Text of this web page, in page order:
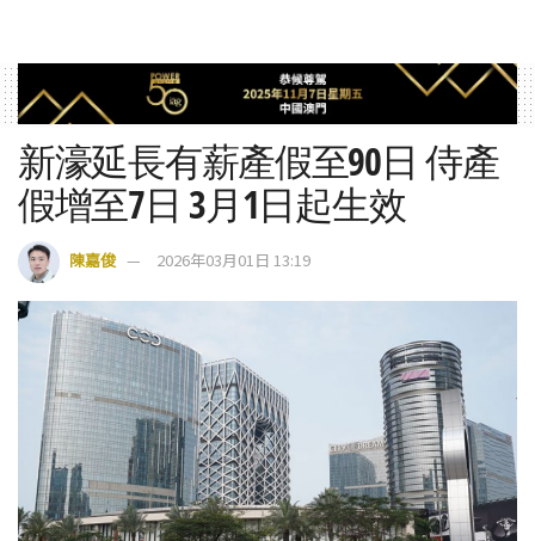
新濠延長有薪產假至90日 侍產
假增至7日 3月1日起生效
陳嘉俊 2026年03月01日 13:19